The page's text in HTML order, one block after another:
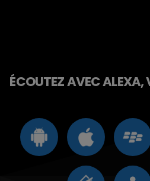
ÉCOUTEZ AVEC ALEXA,